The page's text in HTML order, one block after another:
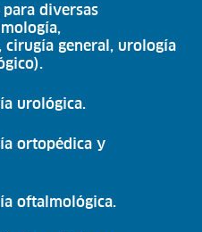
diversas
general, urología
urológica.
ortopédica y
oftalmológica.